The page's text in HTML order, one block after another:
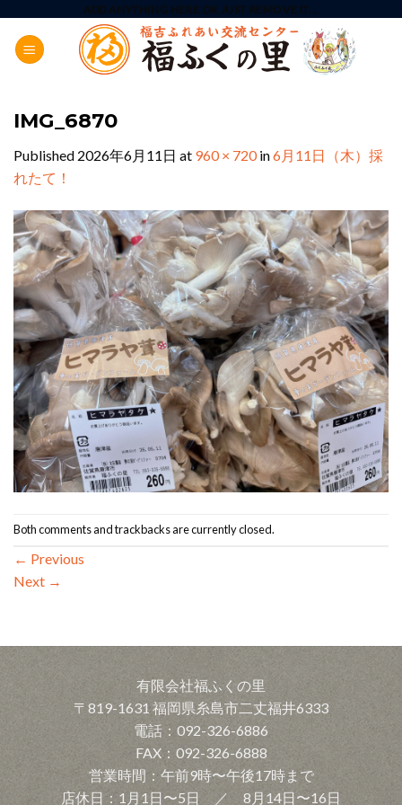
content
ADD ANYTHING HERE OR JUST REMOVE IT...
IMG_6870
Published 2026年6月11日 at 960 × 720in6月11日（木）採
れたて！
Both comments and trackbacks are currently closed.
← Previous
Next →
有限会社福ふくの里
〒819-1631 福岡県糸島市二丈福井6333
電話：092-326-6886
FAX：092-326-6888
営業時間：午前9時〜午後17時まで
店休日：1月1日〜5日 ／ 8月14日〜16日